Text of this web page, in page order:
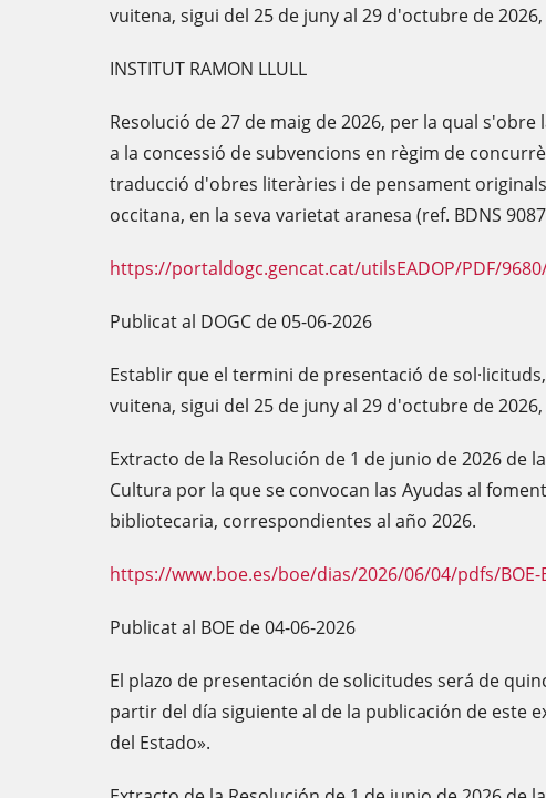
vuitena, sigui del 25 de juny al 29 d'octubre de
INSTITUT RAMON LLULL
Resolució de 27 de maig de 2026, per la qual
a la concessió de subvencions en règim de
traducció d'obres literàries i de pensament
occitana, en la seva varietat aranesa (ref. BDNS
https://portaldogc.gencat.cat/utilsEADOP/PDF/
Publicat al DOGC de 05-06-2026
Establir que el termini de presentació de
vuitena, sigui del 25 de juny al 29 d'octubre de
Extracto de la Resolución de 1 de junio de 2026 de
Cultura por la que se convocan las Ayudas al
bibliotecaria, correspondientes al año 2026.
https://www.boe.es/boe/dias/2026/06/04/pdfs/BOE-
Publicat al BOE de 04-06-2026
El plazo de presentación de solicitudes será de
partir del día siguiente al de la publicación de este
del Estado».